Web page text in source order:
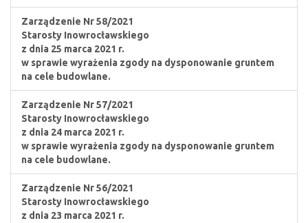
Zarządzenie Nr 58/2021
Starosty Inowrocławskiego
z dnia 25 marca 2021 r.
w sprawie wyrażenia zgody na dysponowanie gruntem
na cele budowlane.
Zarządzenie Nr 57/2021
Starosty Inowrocławskiego
z dnia 24 marca 2021 r.
w sprawie wyrażenia zgody na dysponowanie gruntem
na cele budowlane.
Zarządzenie Nr 56/2021
Starosty Inowrocławskiego
z dnia 23 marca 2021 r.